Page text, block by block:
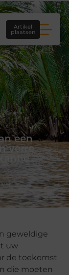
Artikel
plaatsen
een
verre
geweldige
uw
de toekomst
die moeten